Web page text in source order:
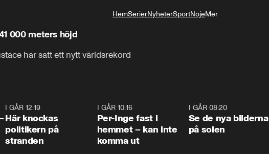
HemSerierNyheterSportNöjeMer
000 meters höjd
har satt ett nytt världsrekord
I GÅR 12:19
Här knockas
politikern på
stranden
I GÅR 10:16
Per-Inge fast i
hemmet – kan inte
komma ut
I GÅR 08:20
Se de nya bilderna
på solen